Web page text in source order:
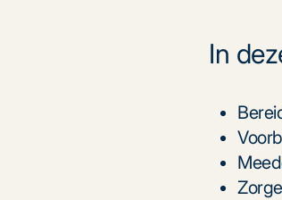
In